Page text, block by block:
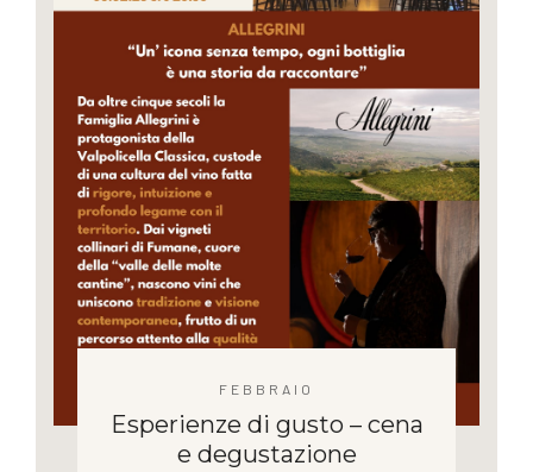
FEBBRAIO
Esperienze di gusto – cena
e degustazione